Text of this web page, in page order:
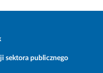
sektora publicznego